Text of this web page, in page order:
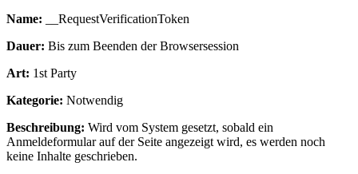
Name: __RequestVerificationToken
Dauer: Bis zum Beenden der Browsersession
Art: 1st Party
Kategorie: Notwendig
Beschreibung: Wird vom System gesetzt, sobald ein
Anmeldeformular auf der Seite angezeigt wird, es werden noch
keine Inhalte geschrieben.